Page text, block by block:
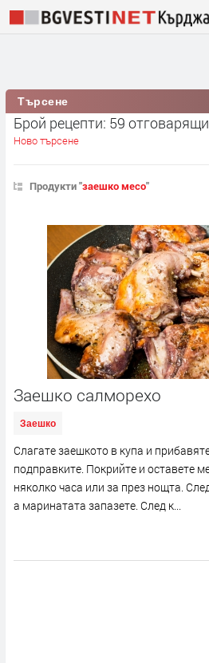
Търсене
Брой рецепти: 59
Ново търсене
Продукти "заешко месо"
Заешко салморехо
Заешко
Слагате заешкото в купа и
подправките. Покрийте и оставете
няколко часа или за през нощта.
а маринатата запазете. След к...